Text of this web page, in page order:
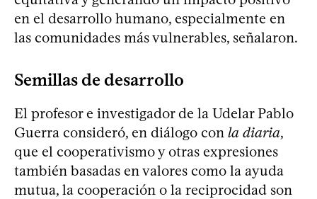
en el desarrollo humano, especialmente en
las comunidades más vulnerables, señalaron.
Semillas de desarrollo
El profesor e investigador de la Udelar Pablo
Guerra consideró, en diálogo con la diaria,
que el cooperativismo y otras expresiones
también basadas en valores como la ayuda
mutua, la cooperación o la reciprocidad son